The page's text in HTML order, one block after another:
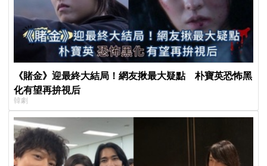
《賭金》迎最終大結局！網友揪最大疑點 朴寶英恐怖黑
化有望再拚視后
韓劇